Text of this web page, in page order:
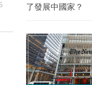
了發展中國家？